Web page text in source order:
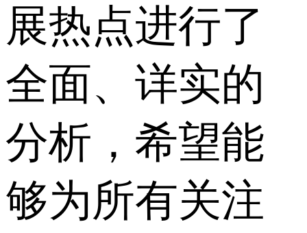
展热点进行了
全面、详实的
分析，希望能
够为所有关注